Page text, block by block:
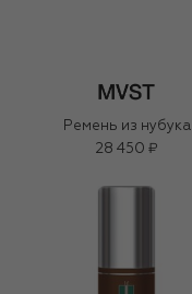
Ремень из нубука
28 450 ₽